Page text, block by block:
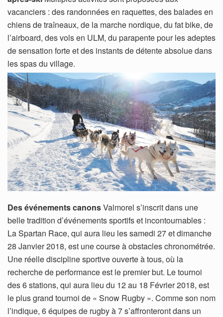
vacanciers : des randonnées en raquettes, des balades en
chiens de traîneaux, de la marche nordique, du fat bike, de
l’airboard, des vols en ULM, du parapente pour les adeptes
de sensation forte et des instants de détente absolue dans
les spas du village.
Des événements canonsValmorel s’inscrit dans une
belle tradition d’événements sportifs et incontournables :
La Spartan Race, qui aura lieu les samedi 27 et dimanche
28 Janvier 2018, est une course à obstacles chronométrée.
Une réelle discipline sportive ouverte à tous, où la
recherche de performance est le premier but. Le tournoi
des 6 stations, qui aura lieu du 12 au 18 Février 2018, est
le plus grand tournoi de « Snow Rugby ». Comme son nom
l’indique, 6 équipes de rugby à 7 s’affronteront dans un